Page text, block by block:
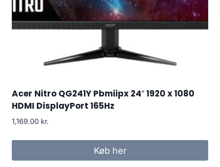
Acer Nitro QG241Y Pbmiipx 24″ 1920 x 1080
HDMI DisplayPort 165Hz
1,169.00 kr.
Køb her